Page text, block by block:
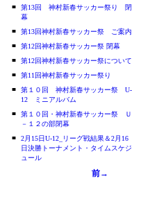
■
第13回 神村新春サッカー祭り 閉
幕
■
第13回神村新春サッカー祭 ご案内
■
第12回神村新春サッカー祭 閉幕
■
第12回神村新春サッカー祭について
■
第11回神村新春サッカー祭り
■
第１０回 神村新春サッカー祭 U-
12 ミニアルバム
■
第１０回・神村新春サッカー祭 Ｕ
－１２の部閉幕
■
2月15日U-12_リーグ戦結果＆2月16
日決勝トーナメント・タイムスケジ
ュール
前→